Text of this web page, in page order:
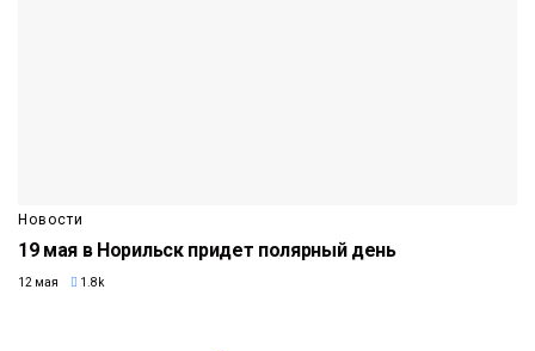
Новости
19 мая в Норильск придет полярный день
12 мая 1.8k